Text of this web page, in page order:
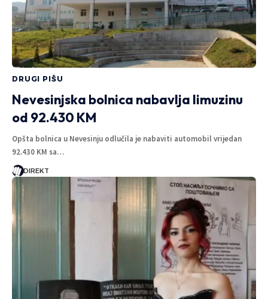
DRUGI PIŠU
Nevesinjska bolnica nabavlja limuzinu
od 92.430 KM
Opšta bolnica u Nevesinju odlučila je nabaviti automobil vrijedan
92.430 KM sa…
DIREKT